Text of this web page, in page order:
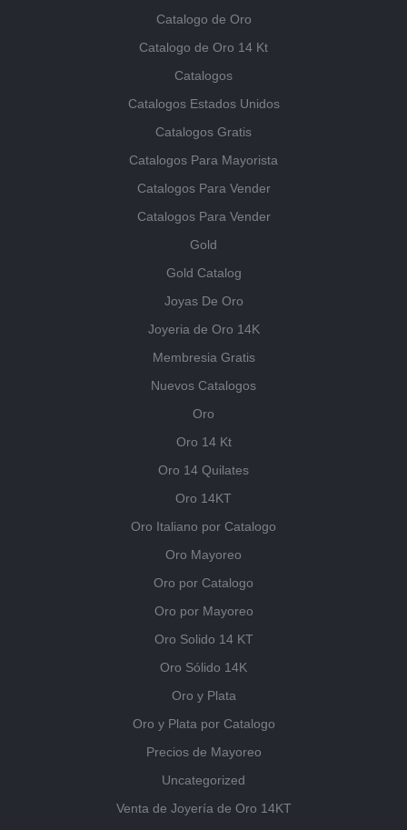
Catalogo de Oro
Catalogo de Oro 14 Kt
Catalogos
Catalogos Estados Unidos
Catalogos Gratis
Catalogos Para Mayorista
Catalogos Para Vender
Catalogos Para Vender
Gold
Gold Catalog
Joyas De Oro
Joyeria de Oro 14K
Membresia Gratis
Nuevos Catalogos
Oro
Oro 14 Kt
Oro 14 Quilates
Oro 14KT
Oro Italiano por Catalogo
Oro Mayoreo
Oro por Catalogo
Oro por Mayoreo
Oro Solido 14 KT
Oro Sólido 14K
Oro y Plata
Oro y Plata por Catalogo
Precios de Mayoreo
Uncategorized
Venta de Joyería de Oro 14KT